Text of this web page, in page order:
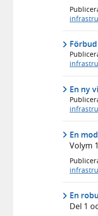
En ny
En
Volym
En
Del 1